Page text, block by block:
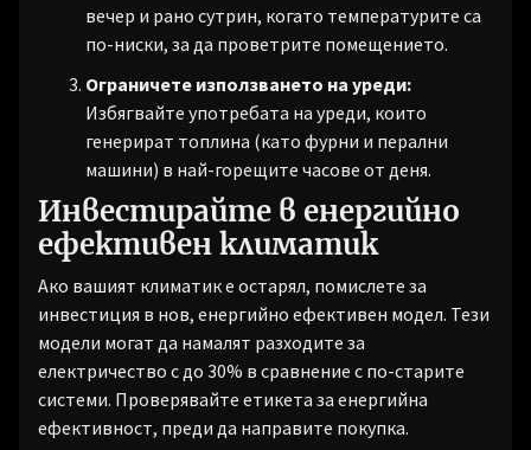
вечер и рано сутрин, когато температурите са
по-ниски, за да проветрите помещението.
Ограничете използването на уреди:
Избягвайте употребата на уреди, които
генерират топлина (като фурни и перални
машини) в най-горещите часове от деня.
Инвестирайте в енергийно
ефективен климатик
Ако вашият климатик е остарял, помислете за
инвестиция в нов, енергийно ефективен модел. Тези
модели могат да намалят разходите за
електричество с до 30% в сравнение с по-старите
системи. Проверявайте етикета за енергийна
ефективност, преди да направите покупка.